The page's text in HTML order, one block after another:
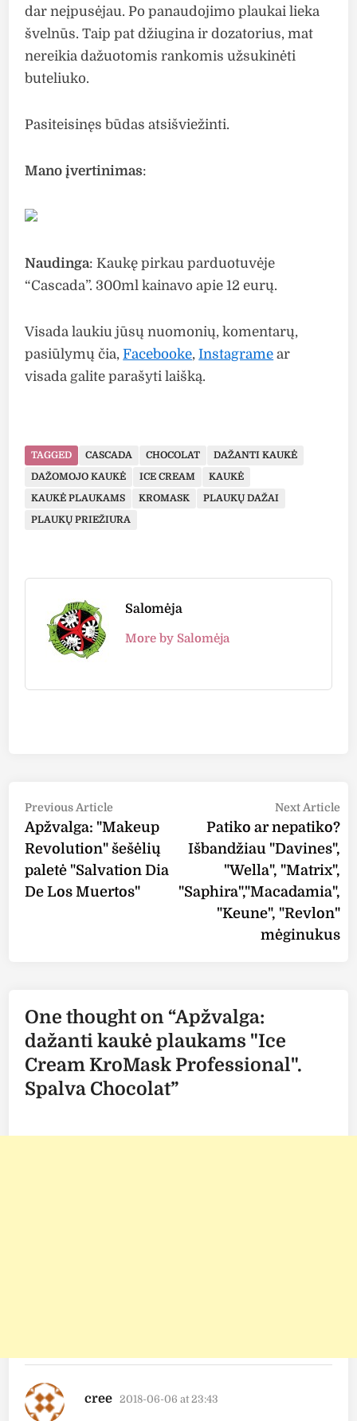
dar neįpusėjau. Po panaudojimo plaukai lieka
švelnūs. Taip pat džiugina ir dozatorius, mat
nereikia dažuotomis rankomis užsukinėti
buteliuko.
Pasiteisinęs būdas atsišviežinti.
Mano įvertinimas:
Naudinga: Kaukę pirkau parduotuvėje
“Cascada”. 300ml kainavo apie 12 eurų.
Visada laukiu jūsų nuomonių, komentarų,
pasiūlymų čia,Facebooke,Instagrame ar
visada galite parašyti laišką.
TAGGED CASCADA CHOCOLAT
DAŽANTI KAUKĖ
DAŽOMOJO KAUKĖ
ICE CREAM
KAUKĖ
KAUKĖ PLAUKAMS
KROMASK
PLAUKŲ DAŽAI
PLAUKŲ PRIEŽIŪRA
Salomėja
More by Salomėja
Post
navigation
Previous Article
article:
Apžvalga: "Makeup
Revolution" šešėlių
paletė "Salvation Dia
De Los Muertos"
Next Article
Patiko ar nepatiko?
Išbandžiau "Davines",
"Wella", "Matrix",
"Saphira","Macadamia",
"Keune", "Revlon"
mėginukus
One thought on “Apžvalga:
dažanti kaukė plaukams "Ice
Cream KroMask Professional".
Spalva Chocolat”
cree says:
2018-06-06 at 23:43